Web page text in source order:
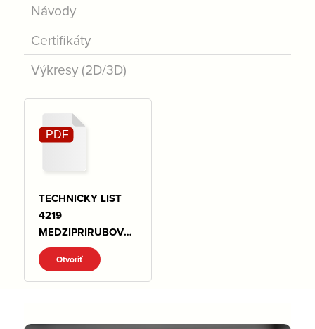
Návody
Certifikáty
Výkresy (2D/3D)
TECHNICKY LIST
4219
MEDZIPRIRUBOVE
KLAPKY.pdf
Otvoriť